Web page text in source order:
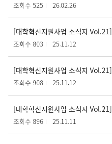
조회수 525 26.02.26
[대학혁신지원사업 소식지 Vol.21]
조회수 803 25.11.12
조회수 908 25.11.12
조회수 896 25.11.11